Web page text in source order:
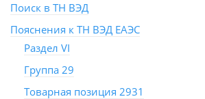
Поиск в ТН ВЭД
Пояснения к ТН ВЭД ЕАЭС
Раздел VI
Группа 29
Товарная позиция 2931